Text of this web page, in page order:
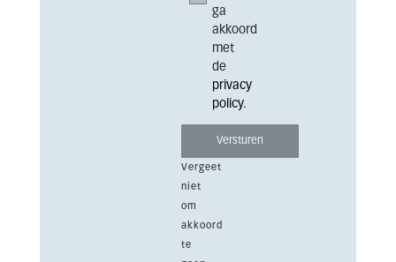
ga
akkoord
met
de
privacy
policy.
Vergeet
niet
om
akkoord
te